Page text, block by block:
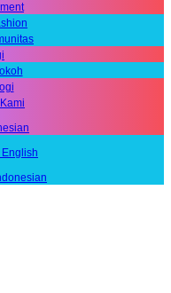
English